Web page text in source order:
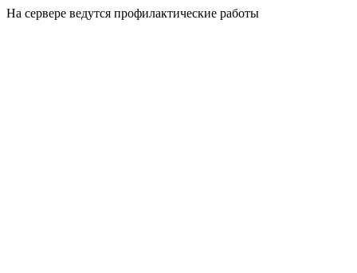
На сервере ведутся профилактические работы